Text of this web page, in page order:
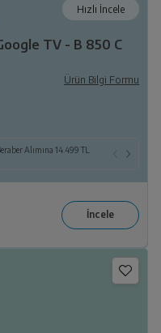
Hızlı İncele
TV - B 850 C
Ürün Bilgi Formu
Alımına 14.499 TL